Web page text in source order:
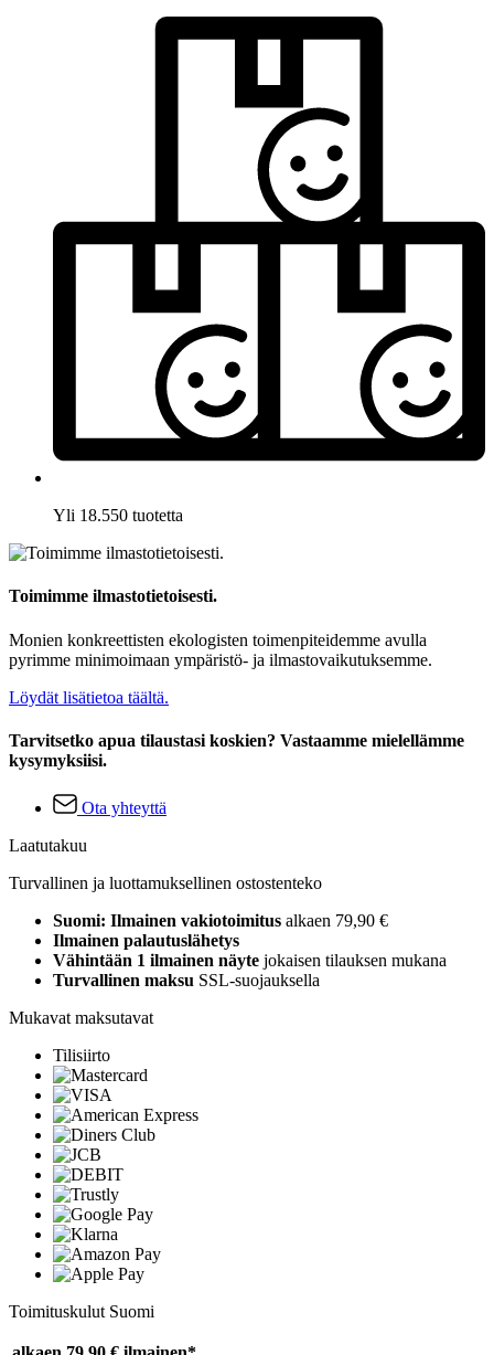
Yli 18.550 tuotetta
Toimimme ilmastotietoisesti.
Monien konkreettisten ekologisten toimenpiteidemme avulla
pyrimme minimoimaan ympäristö- ja ilmastovaikutuksemme.
Löydät lisätietoa täältä.
Tarvitsetko apua tilaustasi koskien? Vastaamme mielellämme
kysymyksiisi.
Ota yhteyttä
Laatutakuu
Turvallinen ja luottamuksellinen ostostenteko
Suomi: Ilmainen vakiotoimitus alkaen 79,90 €
Ilmainen palautuslähetys
Vähintään 1 ilmainen näyte jokaisen tilauksen mukana
Turvallinen maksu SSL-suojauksella
Mukavat maksutavat
Tilisiirto
Toimituskulut Suomi